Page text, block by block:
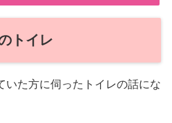
トイレ
いた方に伺ったトイレの話にな